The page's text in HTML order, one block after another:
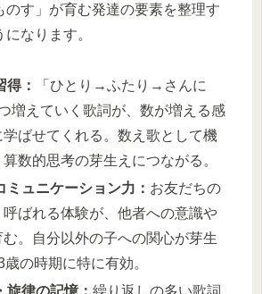
のす」が育む発達の要素を整理す
なります。
得：
「ひとり→ふたり→さんに
増えていく歌詞が、数が増える感
ばせてくれる。数え歌として機
数的思考の芽生えにつながる。
ミュニケーション力： お友だちの
ばれる体験が、他者への意識や
。自分以外の子への関心が芽生
の時期に特に有効。
旋律の記憶：繰り返しの多い歌詞